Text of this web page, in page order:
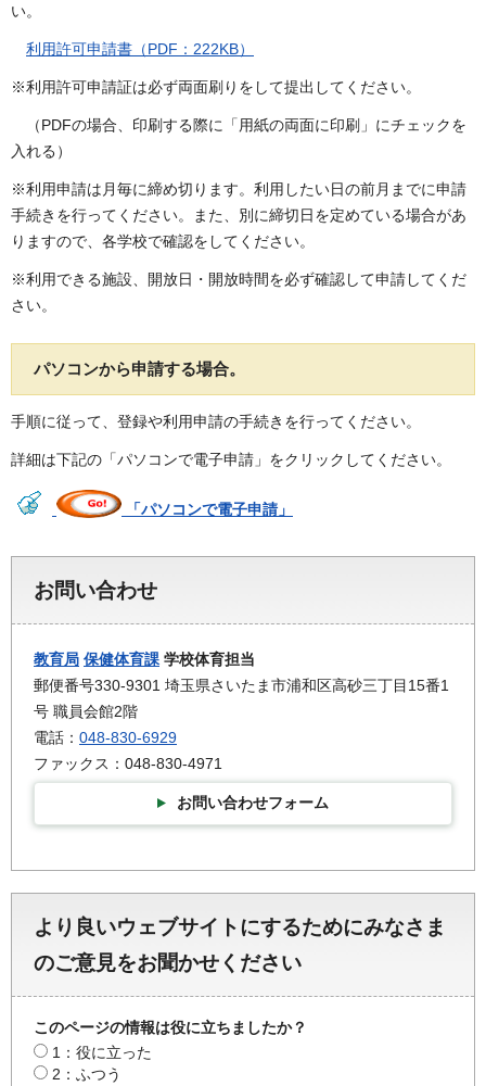
い。
利用許可申請書（PDF：222KB）
※利用許可申請証は必ず両面刷りをして提出してください。
（PDFの場合、印刷する際に「用紙の両面に印刷」にチェックを
入れる）
※利用申請は月毎に締め切ります。利用したい日の前月までに申請
手続きを行ってください。また、別に締切日を定めている場合があ
りますので、各学校で確認をしてください。
※利用できる施設、開放日・開放時間を必ず確認して申請してくだ
さい。
パソコンから申請する場合。
手順に従って、登録や利用申請の手続きを行ってください。
詳細は下記の「パソコンで電子申請」をクリックしてください。
「パソコンで電子申請」
お問い合わせ
教育局 保健体育課 学校体育担当
郵便番号330-9301 埼玉県さいたま市浦和区高砂三丁目15番1
号 職員会館2階
電話： 048-830-6929
ファックス：048-830-4971
お問い合わせフォーム
より良いウェブサイトにするためにみなさま
のご意見をお聞かせください
このページの情報は役に立ちましたか？
1：役に立った
2：ふつう